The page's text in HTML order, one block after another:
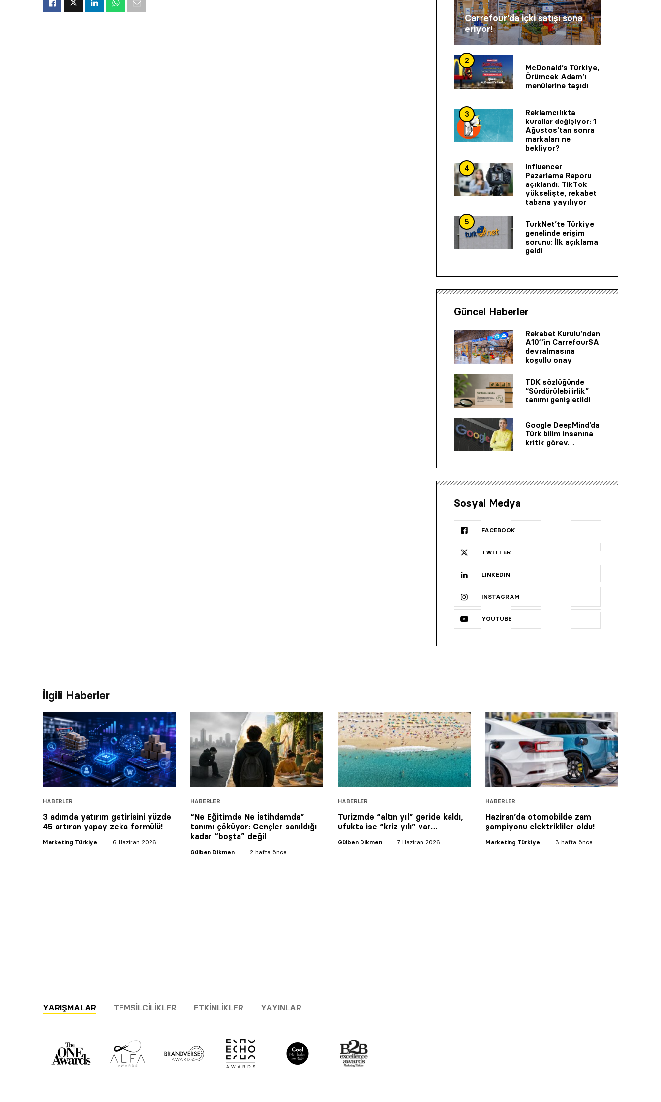
Carrefour’da içki satışı sona
eriyor!
2
McDonald’s Türkiye,
Örümcek Adam’ı
menülerine taşıdı
3
Reklamcılıkta
kurallar değişiyor: 1
Ağustos’tan sonra
markaları ne
bekliyor?
4
Influencer
Pazarlama Raporu
açıklandı: TikTok
yükselişte, rekabet
tabana yayılıyor
5
TurkNet’te Türkiye
genelinde erişim
sorunu: İlk açıklama
geldi
Güncel Haberler
Rekabet Kurulu’ndan
A101’in CarrefourSA
devralmasına
koşullu onay
TDK sözlüğünde
“Sürdürülebilirlik”
tanımı genişletildi
Google DeepMind’da
Türk bilim insanına
kritik görev…
Sosyal Medya
FACEBOOK
TWITTER
LINKEDIN
INSTAGRAM
YOUTUBE
İlgili Haberler
HABERLER
3 adımda yatırım getirisini yüzde
45 artıran yapay zeka formülü!
Marketing Türkiye 6 Haziran 2026
HABERLER
“Ne Eğitimde Ne İstihdamda”
tanımı çöküyor: Gençler sanıldığı
kadar “boşta” değil
Gülben Dikmen 2 hafta önce
HABERLER
Turizmde “altın yıl” geride kaldı,
ufukta ise “kriz yılı” var…
Gülben Dikmen 7 Haziran 2026
HABERLER
Haziran’da otomobilde zam
şampiyonu elektrikliler oldu!
Marketing Türkiye 3 hafta önce
YARIŞMALAR TEMSILCILIKLER ETKINLIKLER YAYINLAR